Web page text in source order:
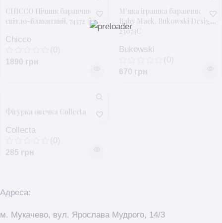
CHICCO Нічник баранчик
світло-блакитний, 74372
Chicco
(0)
1890 грн
М’яка іграшка баранчик
Baby Mack, Bukowski Design,
23074C
Bukowski
(0)
670 грн
Фігурка овечка Collecta
Сollecta
(0)
285 грн
Адреса:
м. Мукачево, вул. Ярослава Мудрого, 14/3